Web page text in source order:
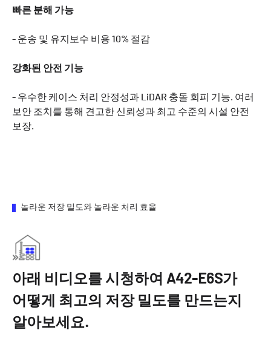
빠른 분해 가능
- 운송 및 유지보수 비용 10% 절감
강화된 안전 기능
- 우수한 케이스 처리 안정성과 LiDAR 충돌 회피 기능. 여러
보안 조치를 통해 견고한 신뢰성과 최고 수준의 시설 안전
보장.
놀라운 저장 밀도와 놀라운 처리 효율
아래 비디오를 시청하여 A42-E6S가
어떻게 최고의 저장 밀도를 만드는지
알아보세요.